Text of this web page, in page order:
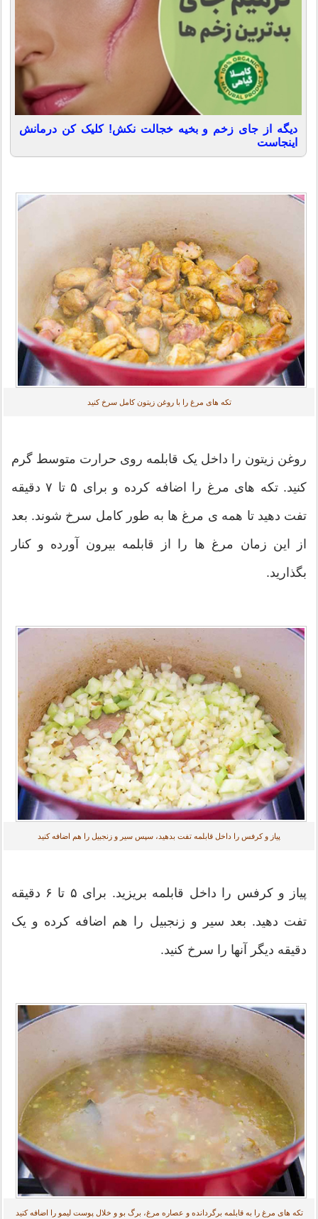
دیگه از جای زخم و بخیه خجالت نکش! کلیک کن درمانش
اینجاست
تکه های مرغ را با روغن زیتون کامل سرخ کنید
روغن زیتون را داخل یک قابلمه روی حرارت متوسط گرم
کنید. تکه های مرغ را اضافه کرده و برای ۵ تا ۷ دقیقه
تفت دهید تا همه ی مرغ ها به طور کامل سرخ شوند. بعد
از این زمان مرغ ها را از قابلمه بیرون آورده و کنار
بگذارید.
پیاز و کرفس را داخل قابلمه تفت بدهید، سپس سیر و زنجبیل را هم اضافه کنید
پیاز و کرفس را داخل قابلمه بریزید. برای ۵ تا ۶ دقیقه
تفت دهید. بعد سیر و زنجبیل را هم اضافه کرده و یک
دقیقه دیگر آنها را سرخ کنید.
تکه های مرغ را به قابلمه برگردانده و عصاره مرغ، برگ بو و خلال پوست لیمو را اضافه کنید